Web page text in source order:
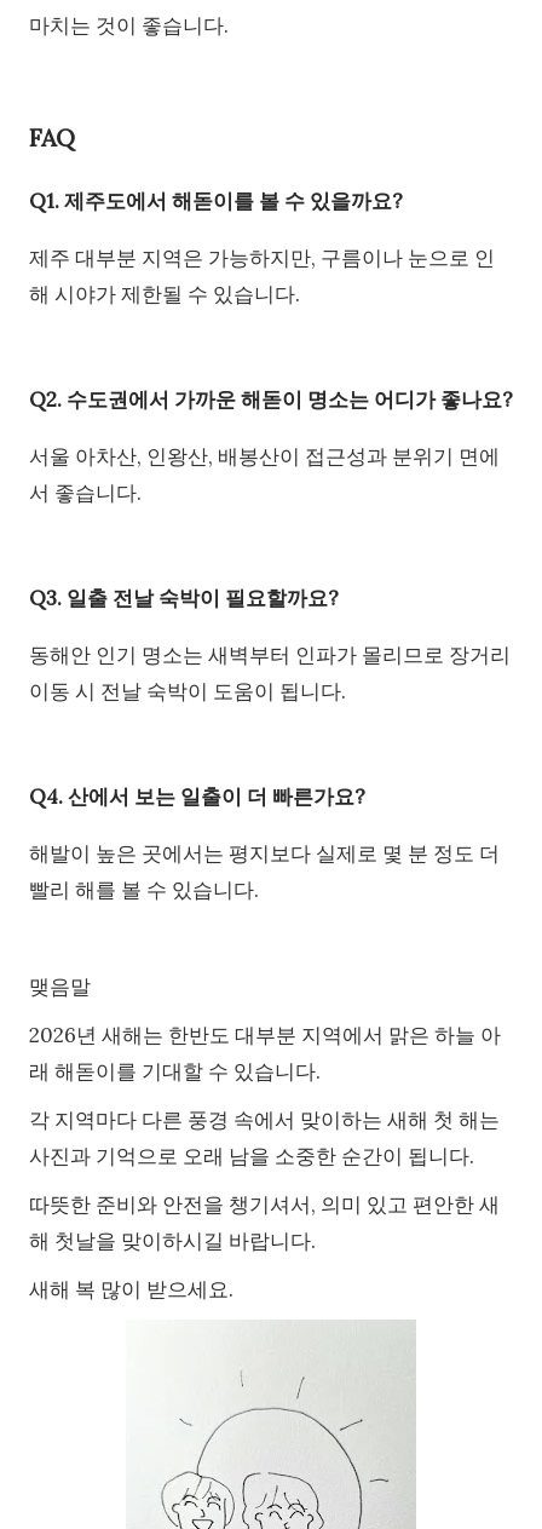
마치는 것이 좋습니다.
FAQ
Q1. 제주도에서 해돋이를 볼 수 있을까요?
제주 대부분 지역은 가능하지만, 구름이나 눈으로 인
해 시야가 제한될 수 있습니다.
Q2. 수도권에서 가까운 해돋이 명소는 어디가 좋나요?
서울 아차산, 인왕산, 배봉산이 접근성과 분위기 면에
서 좋습니다.
Q3. 일출 전날 숙박이 필요할까요?
동해안 인기 명소는 새벽부터 인파가 몰리므로 장거리
이동 시 전날 숙박이 도움이 됩니다.
Q4. 산에서 보는 일출이 더 빠른가요?
해발이 높은 곳에서는 평지보다 실제로 몇 분 정도 더
빨리 해를 볼 수 있습니다.
맺음말
2026년 새해는 한반도 대부분 지역에서 맑은 하늘 아
래 해돋이를 기대할 수 있습니다.
각 지역마다 다른 풍경 속에서 맞이하는 새해 첫 해는
사진과 기억으로 오래 남을 소중한 순간이 됩니다.
따뜻한 준비와 안전을 챙기셔서, 의미 있고 편안한 새
해 첫날을 맞이하시길 바랍니다.
새해 복 많이 받으세요.